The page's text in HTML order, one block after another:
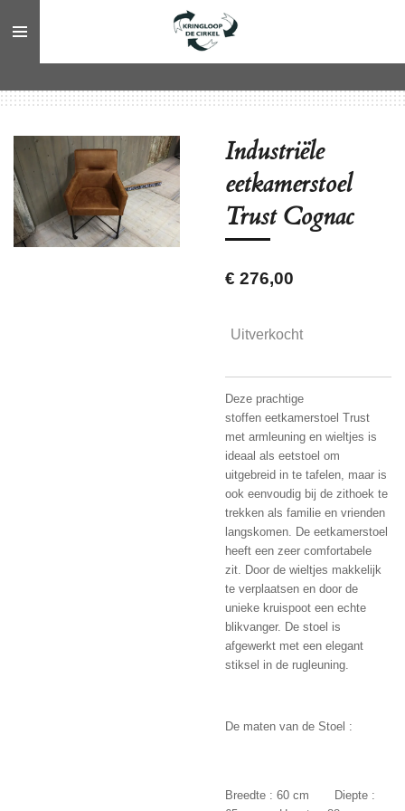
direct
hoofdinhoud
Industriële
eetkamerstoel
Trust Cognac
€ 276,00
Uitverkocht
Deze prachtige
stoffen eetkamerstoel Trust
met armleuning en wieltjes is
ideaal als eetstoel om
uitgebreid in te tafelen, maar is
ook eenvoudig bij de zithoek te
trekken als familie en vrienden
langskomen. De eetkamerstoel
heeft een zeer comfortabele
zit. Door de wieltjes makkelijk
te verplaatsen en door de
unieke kruispoot een echte
blikvanger. De stoel is
afgewerkt met een elegant
stiksel in de rugleuning.
De maten van de Stoel :
Breedte : 60 cm Diepte :